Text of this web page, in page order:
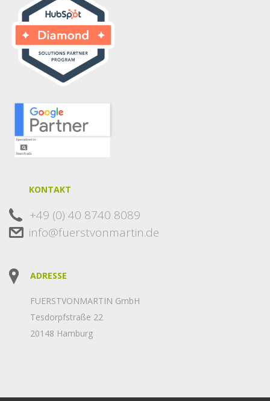
KONTAKT
+49 (0) 40 8740 8089
info@fuerstvonmartin.de
ADRESSE
FUERSTVONMARTIN GmbH
Tesdorpfstraße 22
20148 Hamburg